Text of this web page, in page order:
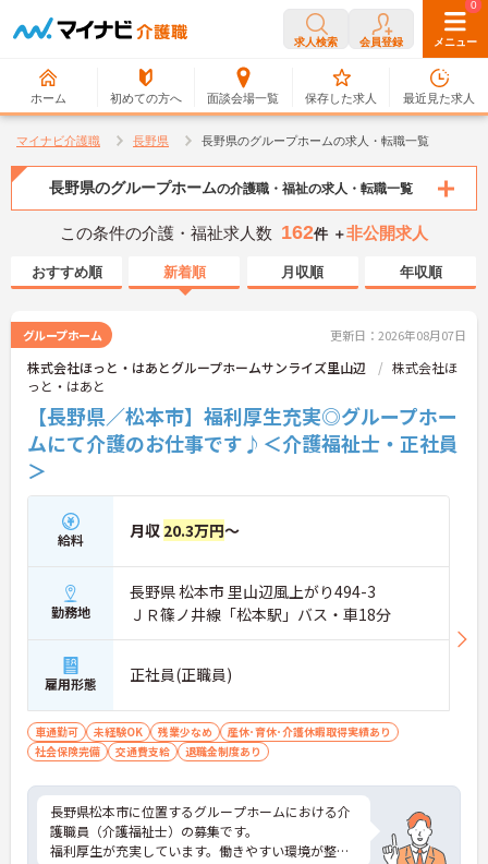
求人検索 会員登録 メニュー
ホーム 初めての方へ 面談会場一覧
0
保存した求人
0
最近見た求人
マイナビ介護職 長野県 長野県のグループホームの求人・転職一覧
長野県のグループホームの介護職・福祉の求人・転職一覧
この条件の介護・福祉求人数 162件 ＋非公開求人
おすすめ順 新着順 月収順 年収順
グループホーム 更新日：2026年08月07日
株式会社ほっと・はあとグループホームサンライズ里山辺
株式会社ほ
っと・はあと
【長野県／松本市】福利厚生充実◎グループホー
ムにて介護のお仕事です♪＜介護福祉士・正社員
＞
給料 月収 20.3万円～
勤務地
長野県 松本市 里山辺風上がり494-3
ＪＲ篠ノ井線「松本駅」バス・車18分
雇用形態 正社員(正職員)
車通勤可 未経験OK 残業少なめ
産休･育休･介護休暇取得実績あり
社会保険完備
交通費支給 退職金制度あり
長野県松本市に位置するグループホームにおける介
護職員（介護福祉士）の募集です。
福利厚生が充実しています。働きやすい環境が整っ